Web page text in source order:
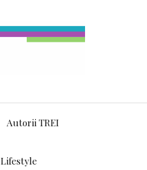
Autorii TREI
Lifestyle